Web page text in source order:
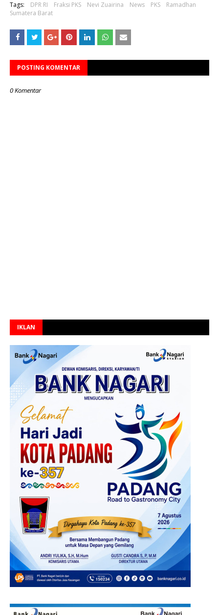
Tags: DPR RI Fraksi PKS Nevi Zuairina News PKS
Ramadhan
Sumatera Barat
POSTING KOMENTAR
0 Komentar
IKLAN